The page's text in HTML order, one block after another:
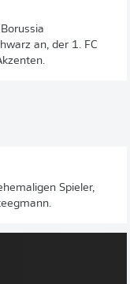
an, der 1. FC
Spieler,